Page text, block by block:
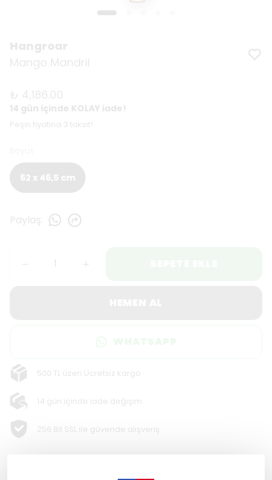
14 gün içinde KOLAY iade!
Peşin fiyatına 3 taksit!
62 x 46,5 cm
Paylaş
500 TL üzeri Ücretsiz kargo
14 gün içinde iade değişim
256 Bit SSL ile güvende alışveriş